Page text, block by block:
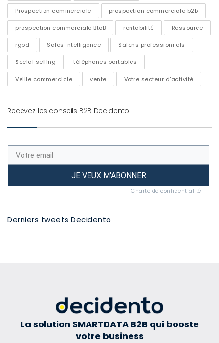
Prospection commerciale prospection commerciale b2b
prospection commerciale BtoB rentabilité Ressource
rgpd Sales intelligence Salons professionnels
Social selling téléphones portables
Veille commerciale vente Votre secteur d'activité
Recevez les conseils B2B Decidento
JE VEUX M'ABONNER
Charte de confidentialité
Derniers tweets Decidento
La solution SMARTDATA B2B qui booste
votre business